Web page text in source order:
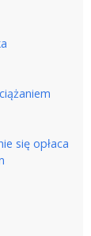
się opłaca